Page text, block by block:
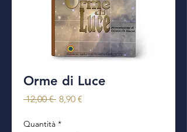
Orme di Luce
12,00 € Prezzo
8,90 €
Quantità *